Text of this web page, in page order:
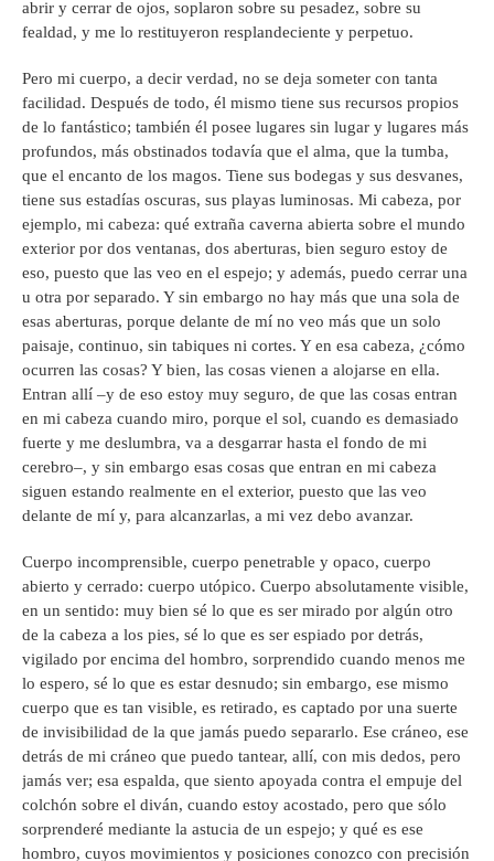
abrir y cerrar de ojos, soplaron sobre su pesadez, sobre su
fealdad, y me lo restituyeron resplandeciente y perpetuo.
Pero mi cuerpo, a decir verdad, no se deja someter con tanta
facilidad. Después de todo, él mismo tiene sus recursos propios
de lo fantástico; también él posee lugares sin lugar y lugares más
profundos, más obstinados todavía que el alma, que la tumba,
que el encanto de los magos. Tiene sus bodegas y sus desvanes,
tiene sus estadías oscuras, sus playas luminosas. Mi cabeza, por
ejemplo, mi cabeza: qué extraña caverna abierta sobre el mundo
exterior por dos ventanas, dos aberturas, bien seguro estoy de
eso, puesto que las veo en el espejo; y además, puedo cerrar una
u otra por separado. Y sin embargo no hay más que una sola de
esas aberturas, porque delante de mí no veo más que un solo
paisaje, continuo, sin tabiques ni cortes. Y en esa cabeza, ¿cómo
ocurren las cosas? Y bien, las cosas vienen a alojarse en ella.
Entran allí –y de eso estoy muy seguro, de que las cosas entran
en mi cabeza cuando miro, porque el sol, cuando es demasiado
fuerte y me deslumbra, va a desgarrar hasta el fondo de mi
cerebro–, y sin embargo esas cosas que entran en mi cabeza
siguen estando realmente en el exterior, puesto que las veo
delante de mí y, para alcanzarlas, a mi vez debo avanzar.
Cuerpo incomprensible, cuerpo penetrable y opaco, cuerpo
abierto y cerrado: cuerpo utópico. Cuerpo absolutamente visible,
en un sentido: muy bien sé lo que es ser mirado por algún otro
de la cabeza a los pies, sé lo que es ser espiado por detrás,
vigilado por encima del hombro, sorprendido cuando menos me
lo espero, sé lo que es estar desnudo; sin embargo, ese mismo
cuerpo que es tan visible, es retirado, es captado por una suerte
de invisibilidad de la que jamás puedo separarlo. Ese cráneo, ese
detrás de mi cráneo que puedo tantear, allí, con mis dedos, pero
jamás ver; esa espalda, que siento apoyada contra el empuje del
colchón sobre el diván, cuando estoy acostado, pero que sólo
sorprenderé mediante la astucia de un espejo; y qué es ese
hombro, cuyos movimientos y posiciones conozco con precisión